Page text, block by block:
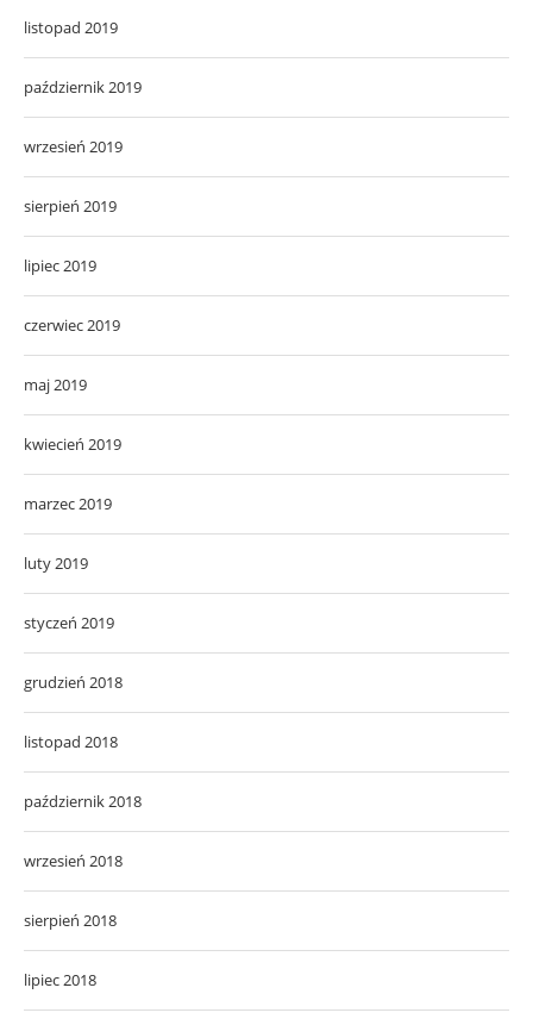
listopad 2019
październik 2019
wrzesień 2019
sierpień 2019
lipiec 2019
czerwiec 2019
maj 2019
kwiecień 2019
marzec 2019
luty 2019
styczeń 2019
grudzień 2018
listopad 2018
październik 2018
wrzesień 2018
sierpień 2018
lipiec 2018